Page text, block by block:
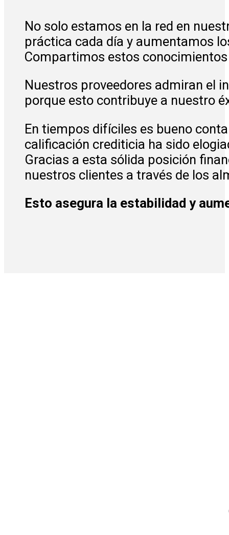
No solo estamos en la red en
práctica cada día y aumentamos
Compartimos estos
Nuestros proveedores admiran el
porque esto contribuye a nuestro
En tiempos difíciles es bueno
calificación crediticia ha sido
Gracias a esta sólida posición
nuestros clientes a través de los
Esto asegura la estabilidad y